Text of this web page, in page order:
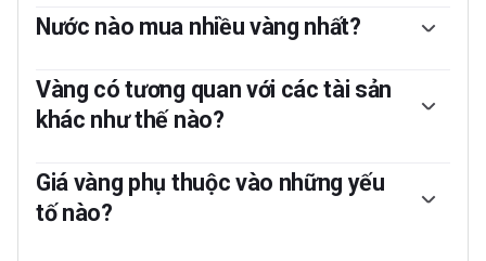
Nước nào mua nhiều vàng nhất?
nhất. Với mục tiêu hỗ trợ đồng tiền của mình trong thời kỳ
hỗn loạn, các ngân hàng trung ương có xu hướng đa dạng
hóa dự trữ của mình và mua Vàng để cải thiện sức mạnh
cao có thể là nguồn tin cậy cho khả năng thanh toán của
một quốc gia. Theo dữ liệu từ Hội đồng Vàng Thế giới, các
ngân hàng trung ương đã bổ sung 1.136 tấn Vàng trị giá
Vàng có tương quan với các tài sản
khác như thế nào?
bạc Hoa Kỳ, cả hai đều là tài sản dự trữ và trú ẩn an toàn
chính. Khi Đô la mất giá, Vàng có xu hướng tăng, cho phép
các nhà đầu tư và ngân hàng trung ương đa dạng hóa tài
Giá vàng phụ thuộc vào những yếu
tố nào?